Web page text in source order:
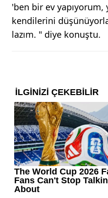
'ben bir ev yapıyorum,
kendilerini
lazım. " diye konuştu.